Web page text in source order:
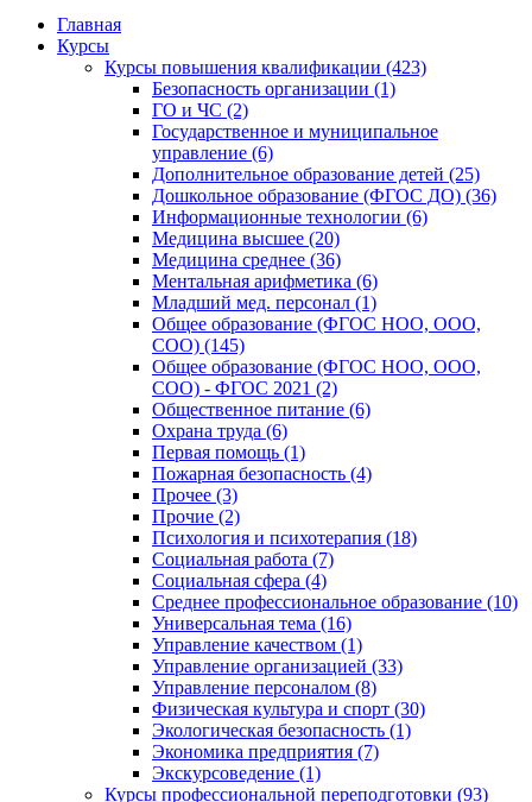
Главная
Курсы
Курсы повышения квалификации (423)
Безопасность организации (1)
ГО и ЧС (2)
Государственное и муниципальное
управление (6)
Дополнительное образование детей (25)
Дошкольное образование (ФГОС ДО) (36)
Информационные технологии (6)
Медицина высшее (20)
Медицина среднее (36)
Ментальная арифметика (6)
Младший мед. персонал (1)
Общее образование (ФГОС НОО, ООО,
СОО) (145)
Общее образование (ФГОС НОО, ООО,
СОО) - ФГОС 2021 (2)
Общественное питание (6)
Охрана труда (6)
Первая помощь (1)
Пожарная безопасность (4)
Прочее (3)
Прочие (2)
Психология и психотерапия (18)
Социальная работа (7)
Социальная сфера (4)
Среднее профессиональное образование (10)
Универсальная тема (16)
Управление качеством (1)
Управление организацией (33)
Управление персоналом (8)
Физическая культура и спорт (30)
Экологическая безопасность (1)
Экономика предприятия (7)
Экскурсоведение (1)
Курсы профессиональной переподготовки (93)